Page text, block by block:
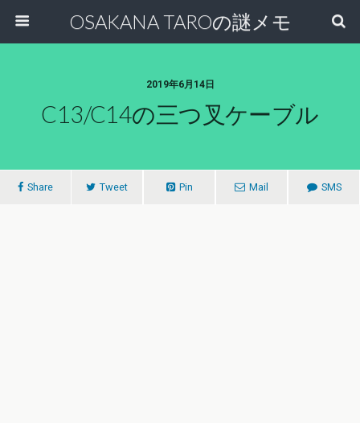
OSAKANA TAROの謎メモ
2019年6月14日
C13/C14の三つ叉ケーブル
Share Tweet Pin Mail SMS